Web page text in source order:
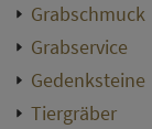
Grabschmuck
Grabservice
Gedenksteine
Tiergräber